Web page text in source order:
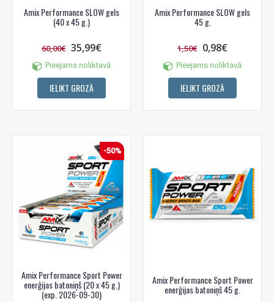
Amix Performance SLOW gels
(40 x 45 g.)
60,00€ 35,99€
Pieejams noliktavā
IELIKT GROZĀ
Amix Performance SLOW gels
45 g.
1,50€ 0,98€
Pieejams noliktavā
IELIKT GROZĀ
-50%
Amix Performance Sport Power
enerģijas batoniņš (20 x 45 g.)
(exp. 2026-09-30)
Amix Performance Sport Power
enerģijas batoniņš 45 g.